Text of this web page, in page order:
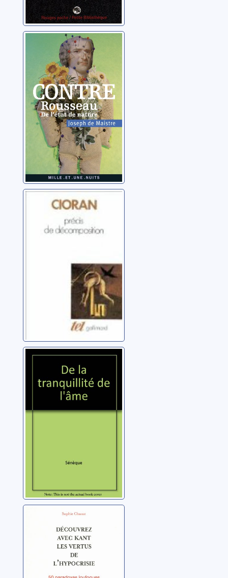
Contre Rousseau
(De l'état de
nature)
Maistre, Joseph de
Précis de
décomposition
Cioran, Emil (1911-
De la tranquillité
de l'âme
Sénèque (0004 av. J.-
Découvrez avec
Kant les vertus
de l'hypocrisie:
50 paradoxes
Chassat, Sophie